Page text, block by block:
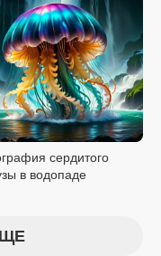
сердитого
в водопаде